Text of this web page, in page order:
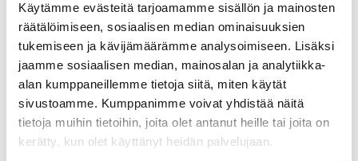
Käytämme evästeitä tarjoamamme sisällön ja mainosten
räätälöimiseen, sosiaalisen median ominaisuuksien
tukemiseen ja kävijämäärämme analysoimiseen. Lisäksi
jaamme sosiaalisen median, mainosalan ja analytiikka-
alan kumppaneillemme tietoja siitä, miten käytät
sivustoamme. Kumppanimme voivat yhdistää näitä
tietoja muihin tietoihin, joita olet antanut heille tai joita on
kerätty, kun olet käyttänyt heidän palvelujaan.
17.7.2020
Taksvärkin meneillään olevan ohjelmakauden
(2018–2021) kehitysyhteistyöstä tehdään